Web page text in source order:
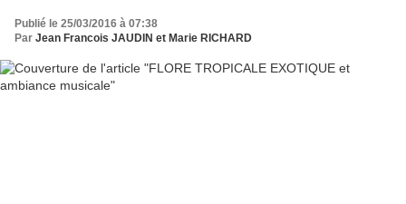
Publié le 25/03/2016 à 07:38
Par Jean Francois JAUDIN et Marie RICHARD